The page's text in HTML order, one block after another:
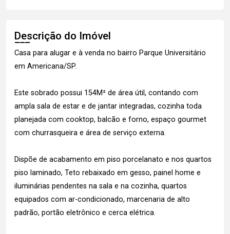
Descrição do Imóvel
Casa para alugar e à venda no bairro Parque Universitário
em Americana/SP.
Este sobrado possui 154M² de área útil, contando com
ampla sala de estar e de jantar integradas, cozinha toda
planejada com cooktop, balcão e forno, espaço gourmet
com churrasqueira e área de serviço externa.
Dispõe de acabamento em piso porcelanato e nos quartos
piso laminado, Teto rebaixado em gesso, painel home e
iluminárias pendentes na sala e na cozinha, quartos
equipados com ar-condicionado, marcenaria de alto
padrão, portão eletrônico e cerca elétrica.